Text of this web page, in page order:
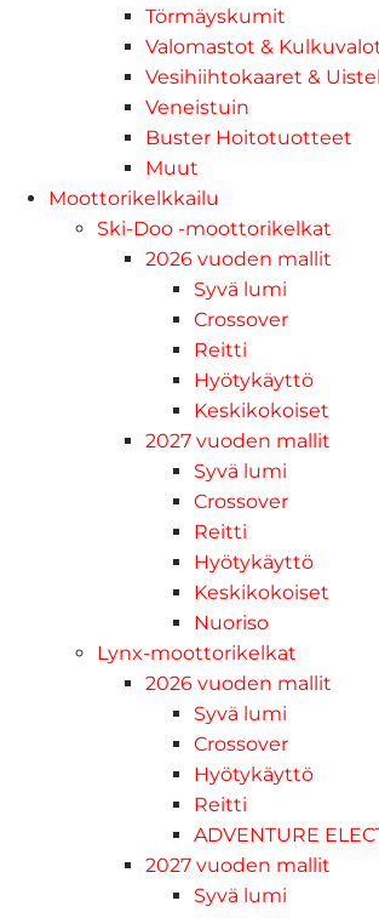
Törmäyskumit
Valomastot &
Vesihiihtokaaret &
Veneistuin
Buster Hoitotuotteet
Muut
Moottorikelkkailu
Ski-Doo -moottorikelkat
2026 vuoden mallit
Syvä lumi
Crossover
Reitti
Hyötykäyttö
Keskikokoiset
2027 vuoden mallit
Syvä lumi
Crossover
Reitti
Hyötykäyttö
Keskikokoiset
Nuoriso
Lynx-moottorikelkat
2026 vuoden mallit
Syvä lumi
Crossover
Hyötykäyttö
Reitti
ADVENTURE
2027 vuoden mallit
Syvä lumi